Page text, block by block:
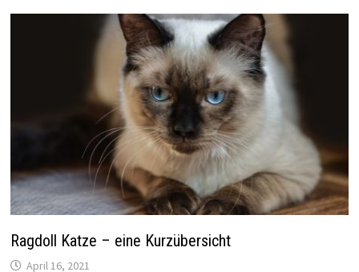
Ragdoll Katze – eine Kurzübersicht
April 16, 2021